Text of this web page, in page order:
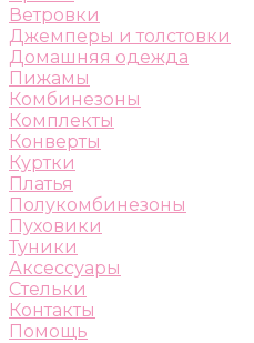
Ветровки
Джемперы и толстовки
Домашняя одежда
Пижамы
Комбинезоны
Комплекты
Конверты
Куртки
Платья
Полукомбинезоны
Пуховики
Туники
Аксессуары
Стельки
Контакты
Помощь